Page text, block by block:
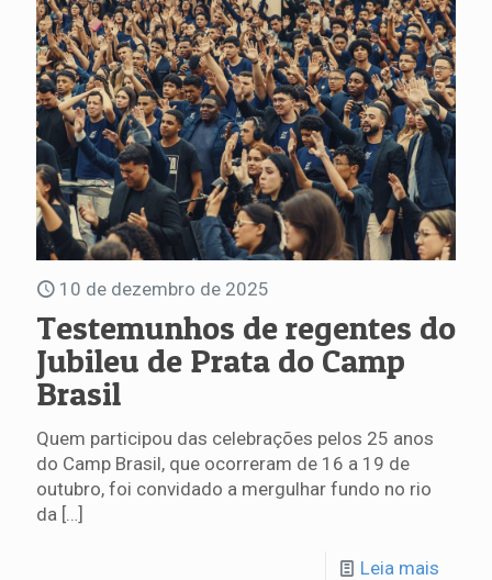
10 de dezembro de 2025
Testemunhos de regentes do
Jubileu de Prata do Camp
Brasil
Quem participou das celebrações pelos 25 anos
do Camp Brasil, que ocorreram de 16 a 19 de
outubro, foi convidado a mergulhar fundo no rio
da […]
Leia mais